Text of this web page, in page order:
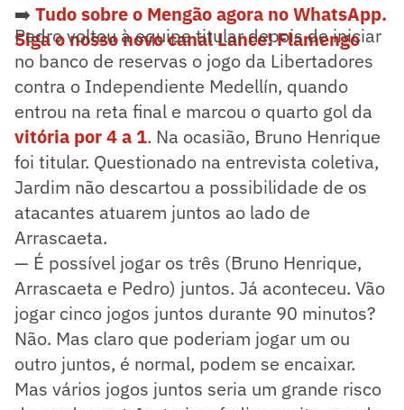
➡️ Tudo sobre o Mengão agora no WhatsApp.
Siga o nosso novo canal Lance! Flamengo
Pedro voltou à equipe titular depois de iniciar
no banco de reservas o jogo da Libertadores
contra o Independiente Medellín, quando
entrou na reta final e marcou o quarto gol da
vitória por 4 a 1. Na ocasião, Bruno Henrique
foi titular. Questionado na entrevista coletiva,
Jardim não descartou a possibilidade de os
atacantes atuarem juntos ao lado de
Arrascaeta.
— É possível jogar os três (Bruno Henrique,
Arrascaeta e Pedro) juntos. Já aconteceu. Vão
jogar cinco jogos juntos durante 90 minutos?
Não. Mas claro que poderiam jogar um ou
outro juntos, é normal, podem se encaixar.
Mas vários jogos juntos seria um grande risco